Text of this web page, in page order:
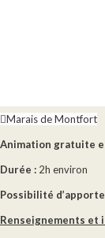
Marais de Montfort
Animation gratuite
Durée : 2h environ
Possibilité
Renseignements et